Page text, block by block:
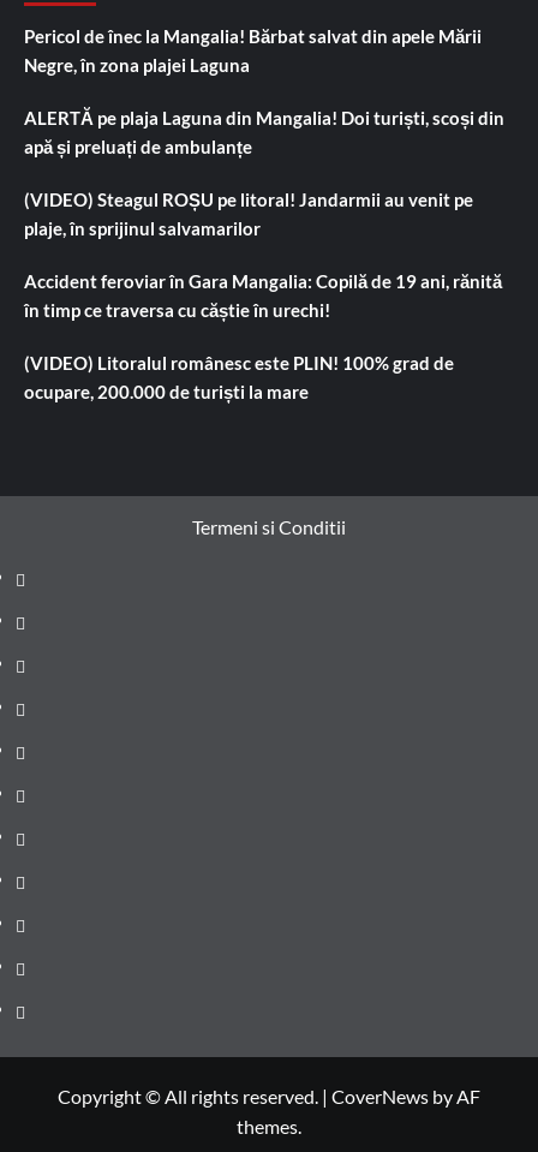
Pericol de înec la Mangalia! Bărbat salvat din apele Mării
Negre, în zona plajei Laguna
ALERTĂ pe plaja Laguna din Mangalia! Doi turiști, scoși din
apă și preluați de ambulanțe
(VIDEO) Steagul ROȘU pe litoral! Jandarmii au venit pe
plaje, în sprijinul salvamarilor
Accident feroviar în Gara Mangalia: Copilă de 19 ani, rănită
în timp ce traversa cu căștie în urechi!
(VIDEO) Litoralul românesc este PLIN! 100% grad de
ocupare, 200.000 de turiști la mare
Termeni si Conditii
Prima
pagină
Știri
de
ultima
Administrație
locală
Actualitate
Justiție
Cultura
Sănătate
Litoral
Joburi
Politică
Comunicate
Copyright © All rights reserved. | CoverNews by AF
themes.